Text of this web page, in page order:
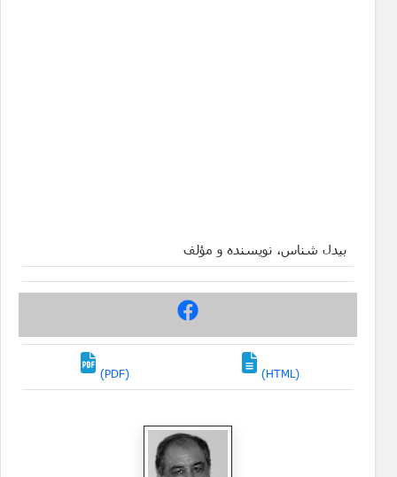
بیدل شناس، نویسنده و مؤلف
(PDF) (HTML)